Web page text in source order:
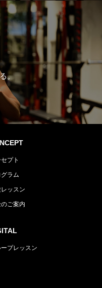
。
プト
ラム
ッスン
ご案内
ープレッスン